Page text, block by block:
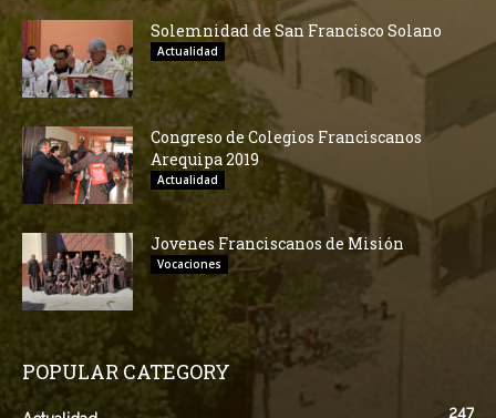
Solemnidad de San Francisco Solano
Actualidad
Congreso de Colegios Franciscanos
Arequipa 2019
Actualidad
Jovenes Franciscanos de Misión
Vocaciones
POPULAR CATEGORY
247